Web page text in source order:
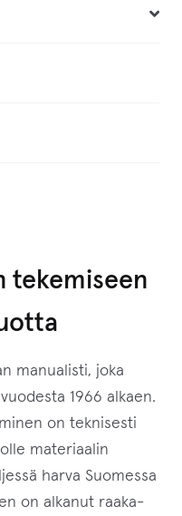
tekemiseen
manualisti, joka
1966 alkaen.
on teknisesti
materiaalin
harva Suomessa
on alkanut raaka-